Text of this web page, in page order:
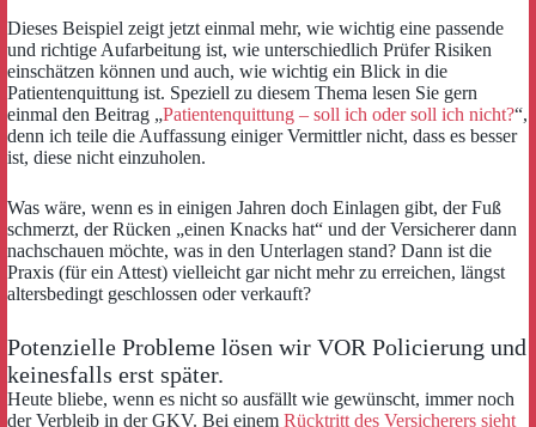
Dieses Beispiel zeigt jetzt einmal mehr, wie wichtig eine passende
und richtige Aufarbeitung ist, wie unterschiedlich Prüfer Risiken
einschätzen können und auch, wie wichtig ein Blick in die
Patientenquittung ist. Speziell zu diesem Thema lesen Sie gern
einmal den Beitrag „Patientenquittung – soll ich oder soll ich nicht?“,
denn ich teile die Auffassung einiger Vermittler nicht, dass es besser
ist, diese nicht einzuholen.
Was wäre, wenn es in einigen Jahren doch Einlagen gibt, der Fuß
schmerzt, der Rücken „einen Knacks hat“ und der Versicherer dann
nachschauen möchte, was in den Unterlagen stand? Dann ist die
Praxis (für ein Attest) vielleicht gar nicht mehr zu erreichen, längst
altersbedingt geschlossen oder verkauft?
Potenzielle Probleme lösen wir VOR Policierung und
keinesfalls erst später.
Heute bliebe, wenn es nicht so ausfällt wie gewünscht, immer noch
der Verbleib in der GKV. Bei einem Rücktritt des Versicherers sieht